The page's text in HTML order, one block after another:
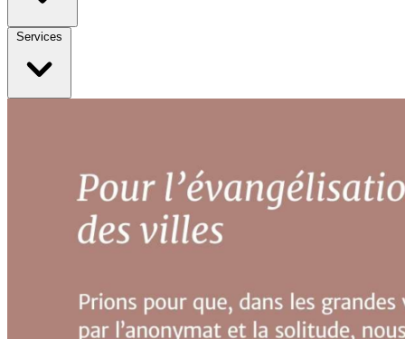
Services